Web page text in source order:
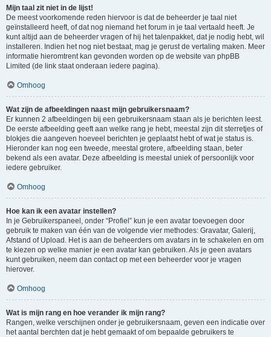
Mijn taal zit niet in de lijst!
De meest voorkomende reden hiervoor is dat de beheerder je taal niet
geïnstalleerd heeft, of dat nog niemand het forum in je taal vertaald heeft. Je
kunt altijd aan de beheerder vragen of hij het talenpakket, dat je nodig hebt, wil
installeren. Indien het nog niet bestaat, mag je gerust de vertaling maken. Meer
informatie hieromtrent kan gevonden worden op de website van phpBB
Limited (de link staat onderaan iedere pagina).
Omhoog
Wat zijn de afbeeldingen naast mijn gebruikersnaam?
Er kunnen 2 afbeeldingen bij een gebruikersnaam staan als je berichten leest.
De eerste afbeelding geeft aan welke rang je hebt, meestal zijn dit sterretjes of
blokjes die aangeven hoeveel berichten je geplaatst hebt of wat je status is.
Hieronder kan nog een tweede, meestal grotere, afbeelding staan, beter
bekend als een avatar. Deze afbeelding is meestal uniek of persoonlijk voor
iedere gebruiker.
Omhoog
Hoe kan ik een avatar instellen?
In je Gebruikerspaneel, onder “Profiel” kun je een avatar toevoegen door
gebruik te maken van één van de volgende vier methodes: Gravatar, Galerij,
Afstand of Upload. Het is aan de beheerders om avatars in te schakelen en om
te kiezen op welke manier je een avatar kan gebruiken. Als je geen avatars
kunt gebruiken, neem dan contact op met een beheerder voor je vragen
hierover.
Omhoog
Wat is mijn rang en hoe verander ik mijn rang?
Rangen, welke verschijnen onder je gebruikersnaam, geven een indicatie over
het aantal berchten dat je hebt gemaakt of om bepaalde gebruikers te